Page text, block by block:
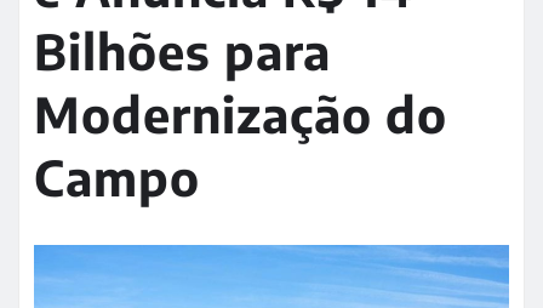
Bilhões para
Modernização do
Campo